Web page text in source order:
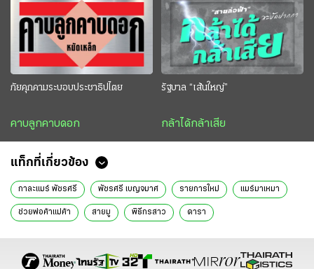
ภัยคุกคามระบอบประชาธิปไตย
คาบลูกคาบดอก
รัฐบาล “เส้นใหญ่”
กล้าได้กล้าเสีย
แท็กที่เกี่ยวข้อง
กาละแมร์ พัชรศรี พัชรศรี เบญจมาศ รายการใหม่ แมร์มาเหมา
ช่วยพ่อค้าแม่ค้า สายมู พิธีกรสาว ดารา